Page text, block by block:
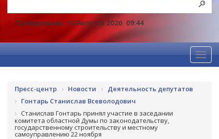
Понедельник, 10 Августа 2026 09:44
Пресс-центр Новости
Деятельность депутатов
Гонтарь Станислав Всеволодович
Станислав Гонтарь принял участие в заседании
комитета областной Думы по законодательству,
государственному строительству и местному
самоуправлению 22 ноября